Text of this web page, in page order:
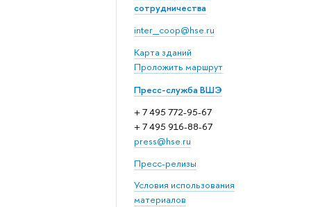
сотрудничества
inter_coop@hse.ru
Карта зданий
Проложить маршрут
Пресс-служба ВШЭ
+ 7 495 772-95-67
+ 7 495 916-88-67
press@hse.ru
Пресс-релизы
Условия использования
материалов